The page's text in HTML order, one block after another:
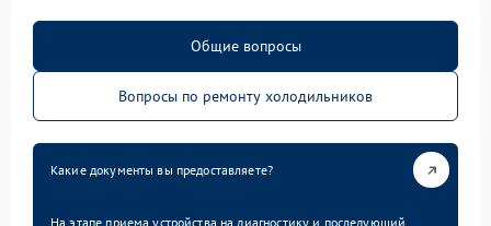
Общие вопросы
Вопросы по ремонту холодильников
Какие документы вы предоставляете?
На этапе приема устройства на диагностику и последующий